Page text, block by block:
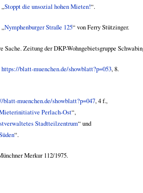
„Stoppt die unsozial hohen Mieten!“.
„Nymphenburger Straße 125“ von Ferry Stützinger.
Sache. Zeitung derDKP-Wohngebietsgruppe
https://blatt-muenchen.de/showblatt?p=053, 8.
blatt-muenchen.de/showblatt?p=047, 4 f.,
Perlach-Ost“,
Stadtteilzentrum“ und
“.
Merkur 112/1975.